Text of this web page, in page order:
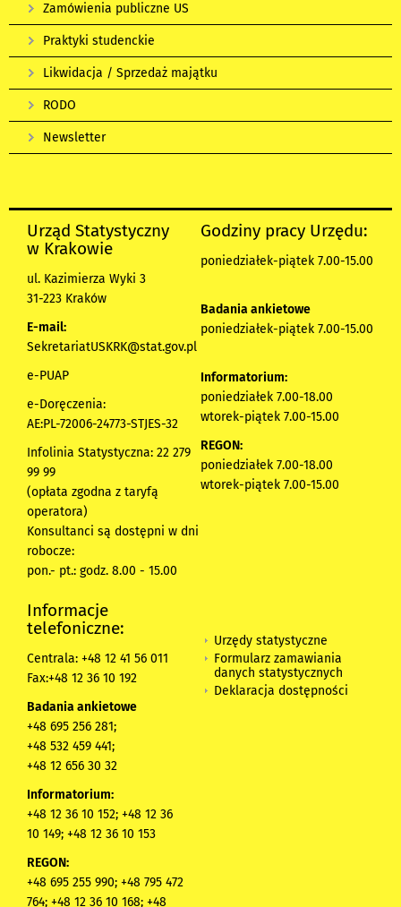
Zamówienia publiczne US
Praktyki studenckie
Likwidacja / Sprzedaż majątku
RODO
Newsletter
Urząd Statystyczny
w Krakowie
ul. Kazimierza Wyki 3
31-223 Kraków
E-mail:
SekretariatUSKRK@stat.gov.pl
e-PUAP
e-Doręczenia:
AE:PL-72006-24773-STJES-32
Infolinia Statystyczna: 22 279
99 99
(opłata zgodna z taryfą
operatora)
Konsultanci są dostępni w dni
robocze:
pon.- pt.: godz. 8.00 - 15.00
Godziny pracy Urzędu:
poniedziałek-piątek 7.00-15.00
Badania ankietowe
poniedziałek-piątek 7.00-15.00
Informatorium:
poniedziałek 7.00-18.00
wtorek-piątek 7.00-15.00
REGON:
poniedziałek 7.00-18.00
wtorek-piątek 7.00-15.00
Informacje
telefoniczne:
Centrala: +48 12 41 56 011
Fax:+48 12 36 10 192
Badania ankietowe
+48 695 256 281;
+48 532 459 441;
+48 12 656 30 32
Informatorium:
+48 12 36 10 152; +48 12 36
10 149; +48 12 36 10 153
REGON:
+48 695 255 990; +48 795 472
764; +48 12 36 10 168; +48
Urzędy statystyczne
Formularz zamawiania
danych statystycznych
Deklaracja dostępności